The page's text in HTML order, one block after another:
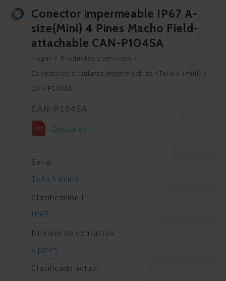
Conector impermeable IP67 A-
size(Mini) 4 Pines Macho Field-
attachable CAN-P104SA
Hogar
Productos y servicios
Conectores circulares impermeables
Talla A (mini)
CAN-P104SA
CAN-P104SA
Descargar
Serie
Talla A (mini)
Clasificación IP
IP67
Número de contactos
4 pines
Clasificado actual